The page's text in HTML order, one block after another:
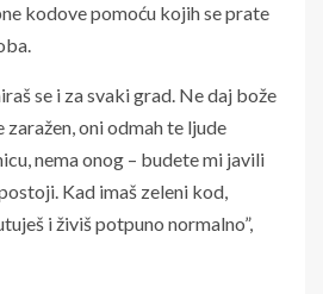
kodove pomoću kojih se prate
se i za svaki grad. Ne daj bože
oni odmah te ljude
nema onog – budete mi javili
Kad imaš zeleni kod,
i živiš potpuno normalno”,